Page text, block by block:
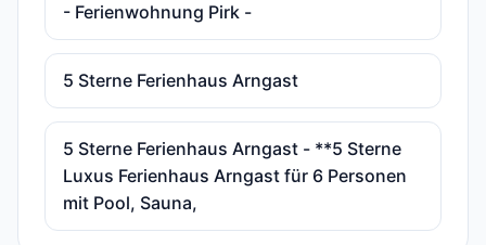
- Ferienwohnung Pirk -
5 Sterne Ferienhaus Arngast
5 Sterne Ferienhaus Arngast - **5 Sterne
Luxus Ferienhaus Arngast für 6 Personen
mit Pool, Sauna,